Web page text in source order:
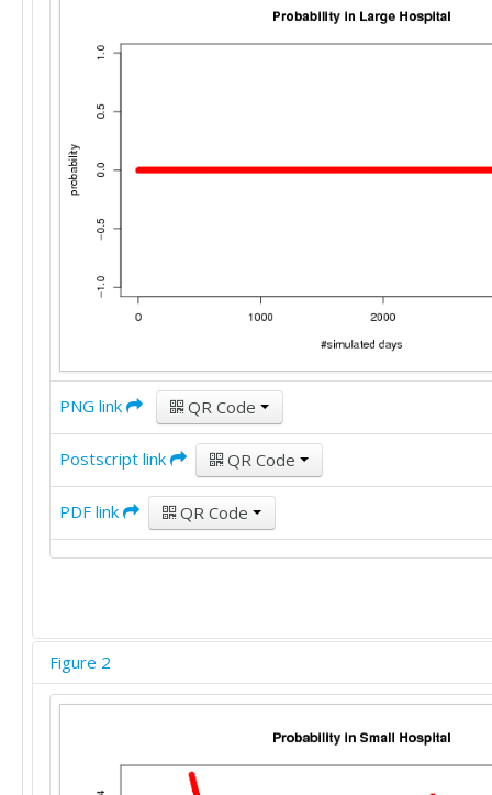
PNG link QR Code
Postscript link QR Code
PDF link QR Code
Figure 2